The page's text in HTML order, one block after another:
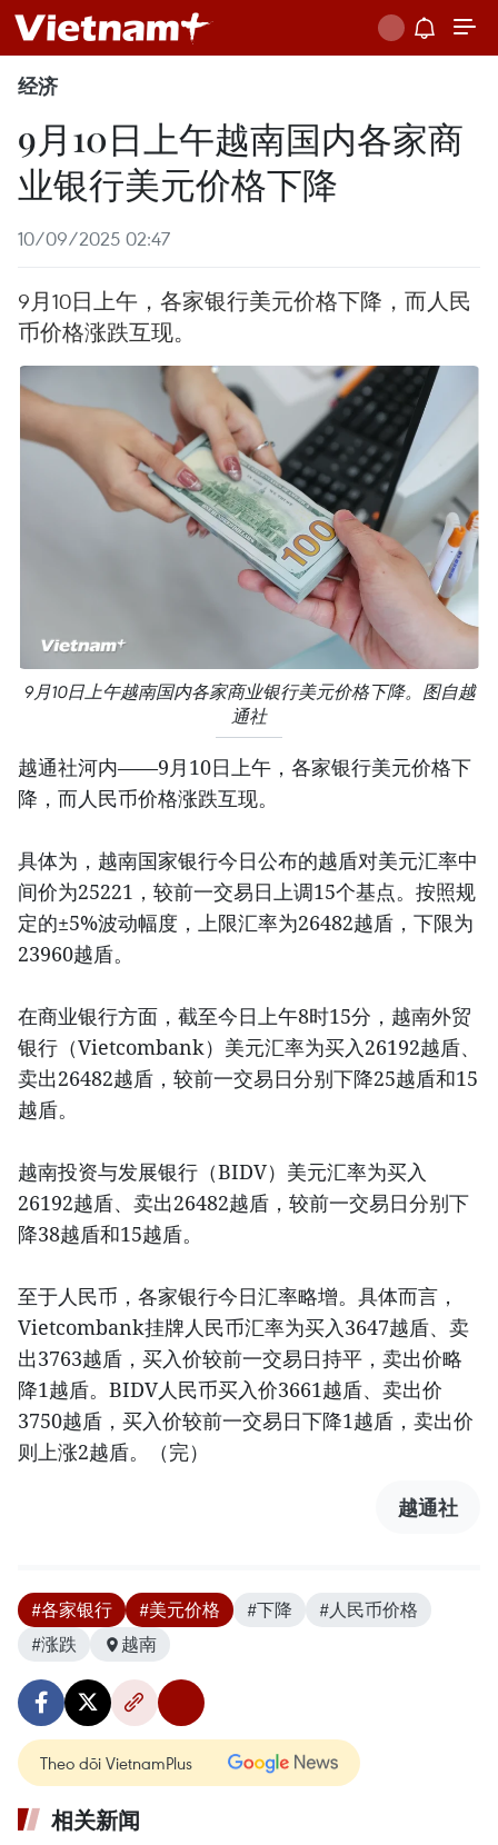
经济
9月10日上午越南国内各家商
业银行美元价格下降
10/09/2025 02:47
9月10日上午，各家银行美元价格下降，而人民
币价格涨跌互现。
9月10日上午越南国内各家商业银行美元价格下降。图自越
通社
越通社河内——9月10日上午，各家银行美元价格下
降，而人民币价格涨跌互现。
具体为，越南国家银行今日公布的越盾对美元汇率中
间价为25221，较前一交易日上调15个基点。按照规
定的±5%波动幅度，上限汇率为26482越盾，下限为
23960越盾。
在商业银行方面，截至今日上午8时15分，越南外贸
银行（Vietcombank）美元汇率为买入26192越盾、
卖出26482越盾，较前一交易日分别下降25越盾和15
越盾。
越南投资与发展银行（BIDV）美元汇率为买入
26192越盾、卖出26482越盾，较前一交易日分别下
降38越盾和15越盾。
至于人民币，各家银行今日汇率略增。具体而言，
Vietcombank挂牌人民币汇率为买入3647越盾、卖
出3763越盾，买入价较前一交易日持平，卖出价略
降1越盾。BIDV人民币买入价3661越盾、卖出价
3750越盾，买入价较前一交易日下降1越盾，卖出价
则上涨2越盾。（完）
越通社
#各家银行 #美元价格 #下降
#人民币价格
#涨跌
越南
Theo dõi VietnamPlus
相关新闻